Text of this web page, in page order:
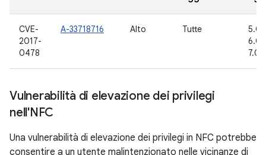
CVE-
2017-
0478
A-33718716 Alto Tutte
6.0,
7.0,
Vulnerabilità di elevazione dei privilegi
nell'NFC
Una vulnerabilità di elevazione dei privilegi in NFC potrebbe
consentire a un utente malintenzionato nelle vicinanze di